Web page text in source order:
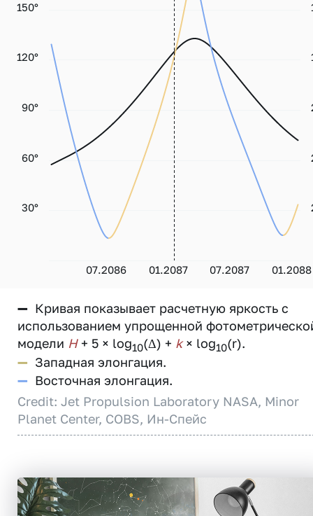
07.2086 01.2087 07.2087 01.2088
30°
60°
90°
120°
150°
— Кривая показывает расчетную яркость с
использованием упрощенной
модели H+ 5 × log10(Δ) + k× log10(r).
— Западная элонгация.
— Восточная элонгация.
Credit: Jet Propulsion Laboratory NASA, Minor
Planet Center, COBS, Ин-Спейс